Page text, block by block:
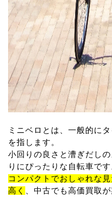
ミニベロとは、一般的に
を指します。
小回りの良さと漕ぎだし
りにぴったりな自転車です
コンパクトでおしゃれな
高く
、中古でも高価買取